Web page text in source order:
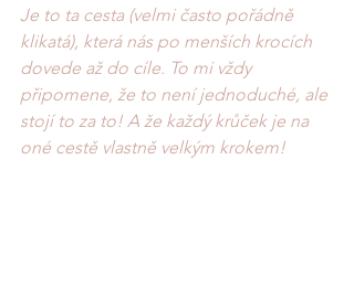
Je to ta cesta (velmi často pořádně
klikatá), která nás po menších krocích
dovede až do cíle. To mi vždy
připomene, že to není jednoduché, ale
stojí to za to! A že každý krůček je na
oné cestě vlastně velkým krokem!